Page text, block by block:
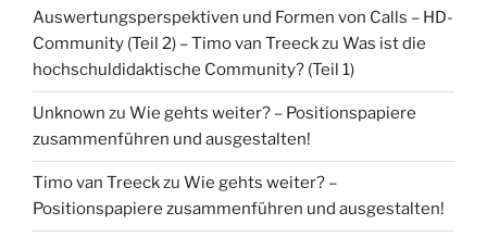
Auswertungsperspektiven und Formen von Calls – HD-
Community (Teil 2) – Timo van Treeckzu Was ist die
hochschuldidaktische Community? (Teil 1)
Unknown zu Wie gehts weiter? – Positionspapiere
zusammenführen und ausgestalten!
Timo van Treeckzu Wie gehts weiter? –
Positionspapiere zusammenführen und ausgestalten!